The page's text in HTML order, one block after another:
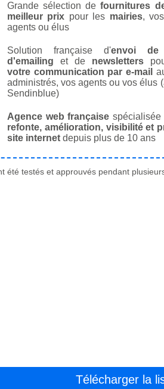
Grande sélection defournitures
meilleur prix pour les mairies,
agents ou élus
Solution française d'envoi de
d'emailing et de newsletters
votre communication par e-mail
administrés, vos agents ou vos élus
Sendinblue)
Agence web française spécialisée
refonte, amélioration, visibilité et
site internet depuis plus de 10 ans
été testés et approuvés pendant
Télécharger la